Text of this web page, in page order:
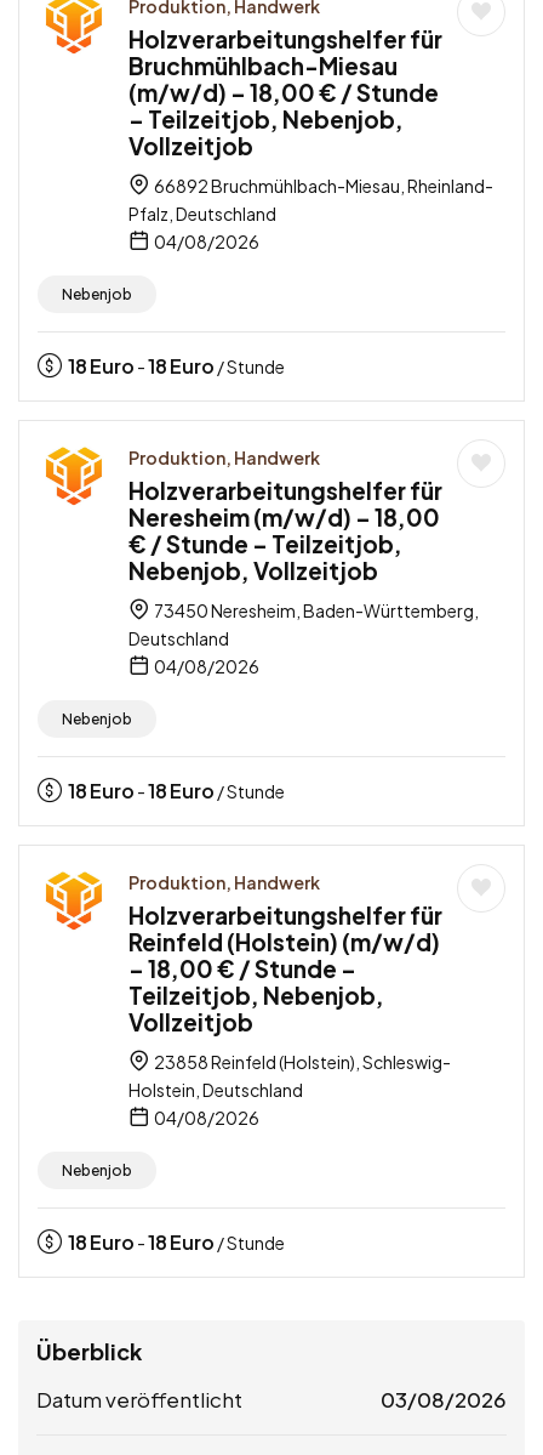
Produktion, Handwerk
Holzverarbeitungshelfer für
Bruchmühlbach-Miesau
(m/w/d) – 18,00 € / Stunde
– Teilzeitjob, Nebenjob,
Vollzeitjob
66892 Bruchmühlbach-Miesau, Rheinland-
Pfalz, Deutschland
04/08/2026
Nebenjob
18Euro -18Euro / Stunde
Produktion, Handwerk
Holzverarbeitungshelfer für
Neresheim (m/w/d) – 18,00
€ / Stunde – Teilzeitjob,
Nebenjob, Vollzeitjob
73450 Neresheim, Baden-Württemberg,
Deutschland
04/08/2026
Nebenjob
18Euro -18Euro / Stunde
Produktion, Handwerk
Holzverarbeitungshelfer für
Reinfeld (Holstein) (m/w/d)
– 18,00 € / Stunde –
Teilzeitjob, Nebenjob,
Vollzeitjob
23858 Reinfeld (Holstein), Schleswig-
Holstein, Deutschland
04/08/2026
Nebenjob
18Euro -18Euro / Stunde
Überblick
Datum veröffentlicht 03/08/2026